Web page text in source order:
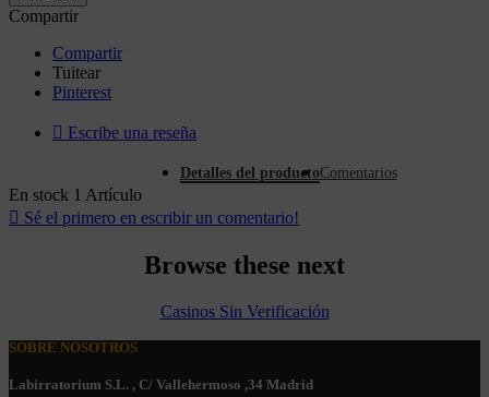
Compartir
Compartir
Tuitear
Pinterest
 Escribe una reseña
Detalles del productoComentarios
En stock 1 Artículo
 Sé el primero en escribir un comentario!
Browse these next
Casinos Sin Verificación
SOBRE NOSOTROS
Labirratorium S.L. , C/ Vallehermoso ,34 Madrid